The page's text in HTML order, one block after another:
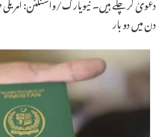
دن میں دو بار